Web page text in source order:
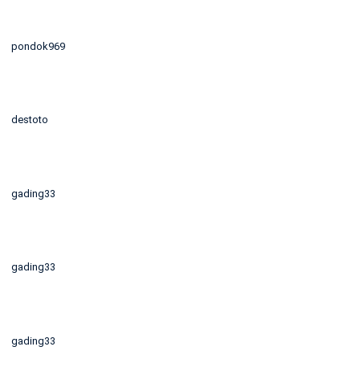
pondok969
destoto
gading33
gading33
gading33